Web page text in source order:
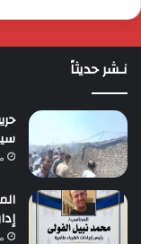
نـشر حديثاً